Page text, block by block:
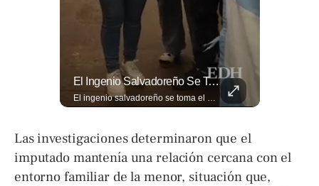
El Ingenio Salvadoreño Se Toma El Mercado Dueñas De Cara Al Mundial 2026.
El ingenio salvadoreño se toma el Mercado Dueñas de cara al Mundial 2026. Los comerciantes transformaron los 13 pasillos en una fiesta futbolística que incluye desde banderas gigantes hasta representaciones Lee más ➡️ eldiariodehoy.com
Las investigaciones determinaron que el
imputado mantenía una relación cercana con el
entorno familiar de la menor, situación que,